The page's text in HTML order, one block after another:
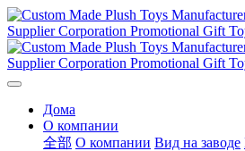
Дома
О компании
全部 О компании Вид на заводе